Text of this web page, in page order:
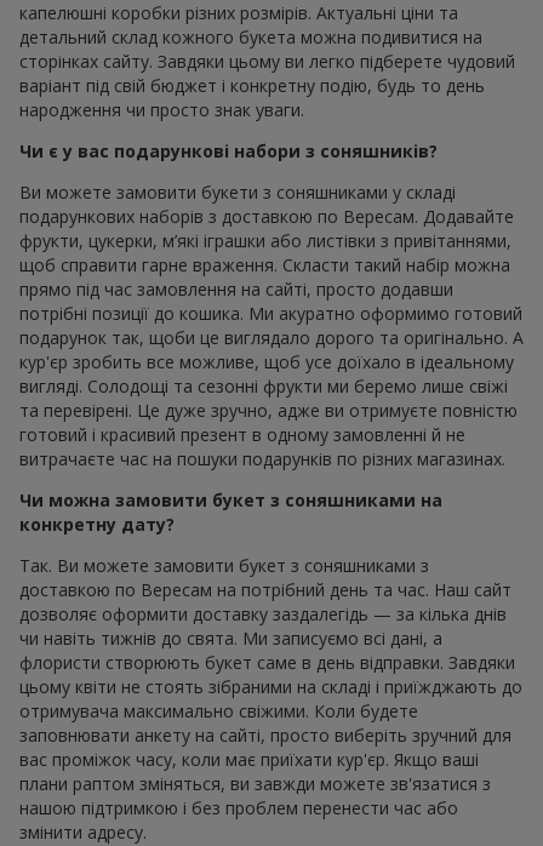
капелюшні коробки різних розмірів. Актуальні ціни та
детальний склад кожного букета можна подивитися на
сторінках сайту. Завдяки цьому ви легко підберете чудовий
варіант під свій бюджет і конкретну подію, будь то день
народження чи просто знак уваги.
Чи є у вас подарункові набори з соняшників?
Ви можете замовити букети з соняшниками у складі
подарункових наборів з доставкою по Вересам. Додавайте
фрукти, цукерки, м’які іграшки або листівки з привітаннями,
щоб справити гарне враження. Скласти такий набір можна
прямо під час замовлення на сайті, просто додавши
потрібні позиції до кошика. Ми акуратно оформимо готовий
подарунок так, щоби це виглядало дорого та оригінально. А
кур'єр зробить все можливе, щоб усе доїхало в ідеальному
вигляді. Солодощі та сезонні фрукти ми беремо лише свіжі
та перевірені. Це дуже зручно, адже ви отримуєте повністю
готовий і красивий презент в одному замовленні й не
витрачаєте час на пошуки подарунків по різних магазинах.
Чи можна замовити букет з соняшниками на
конкретну дату?
Так. Ви можете замовити букет з соняшниками з
доставкою по Вересам на потрібний день та час. Наш сайт
дозволяє оформити доставку заздалегідь — за кілька днів
чи навіть тижнів до свята. Ми записуємо всі дані, а
флористи створюють букет саме в день відправки. Завдяки
цьому квіти не стоять зібраними на складі і приїжджають до
отримувача максимально свіжими. Коли будете
заповнювати анкету на сайті, просто виберіть зручний для
вас проміжок часу, коли має приїхати кур'єр. Якщо ваші
плани раптом зміняться, ви завжди можете зв'язатися з
нашою підтримкою і без проблем перенести час або
змінити адресу.